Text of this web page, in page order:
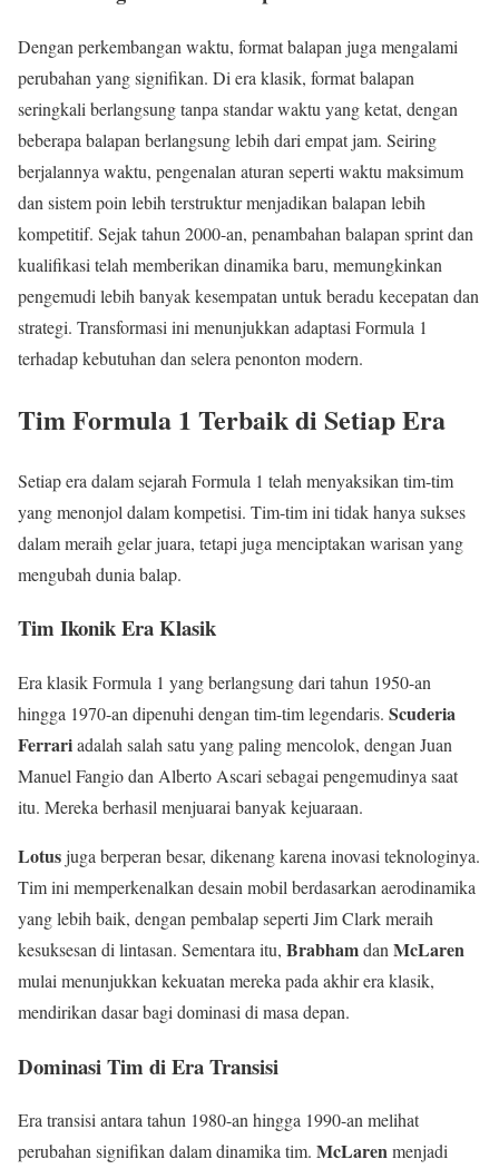
Dengan perkembangan waktu, format balapan juga mengalami
perubahan yang signifikan. Di era klasik, format balapan
seringkali berlangsung tanpa standar waktu yang ketat, dengan
beberapa balapan berlangsung lebih dari empat jam. Seiring
berjalannya waktu, pengenalan aturan seperti waktu maksimum
dan sistem poin lebih terstruktur menjadikan balapan lebih
kompetitif. Sejak tahun 2000-an, penambahan balapan sprint dan
kualifikasi telah memberikan dinamika baru, memungkinkan
pengemudi lebih banyak kesempatan untuk beradu kecepatan dan
strategi. Transformasi ini menunjukkan adaptasi Formula 1
terhadap kebutuhan dan selera penonton modern.
Tim Formula 1 Terbaik di Setiap Era
Setiap era dalam sejarah Formula 1 telah menyaksikan tim-tim
yang menonjol dalam kompetisi. Tim-tim ini tidak hanya sukses
dalam meraih gelar juara, tetapi juga menciptakan warisan yang
mengubah dunia balap.
Tim Ikonik Era Klasik
Era klasik Formula 1 yang berlangsung dari tahun 1950-an
hingga 1970-an dipenuhi dengan tim-tim legendaris. Scuderia
Ferrariadalah salah satu yang paling mencolok, dengan Juan
Manuel Fangio dan Alberto Ascari sebagai pengemudinya saat
itu. Mereka berhasil menjuarai banyak kejuaraan.
Lotusjuga berperan besar, dikenang karena inovasi teknologinya.
Tim ini memperkenalkan desain mobil berdasarkan aerodinamika
yang lebih baik, dengan pembalap seperti Jim Clark meraih
kesuksesan di lintasan. Sementara itu, Brabhamdan McLaren
mulai menunjukkan kekuatan mereka pada akhir era klasik,
mendirikan dasar bagi dominasi di masa depan.
Dominasi Tim di Era Transisi
Era transisi antara tahun 1980-an hingga 1990-an melihat
perubahan signifikan dalam dinamika tim. McLarenmenjadi